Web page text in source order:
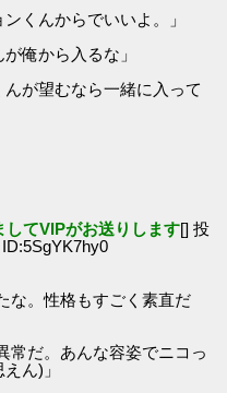
くんからでいいよ。」
俺から入るな」
が望むなら一緒に入って
してVIPがお送りします[] 投
な。性格もすごく素直だ
常だ。あんな容姿でニコっ
ん)」